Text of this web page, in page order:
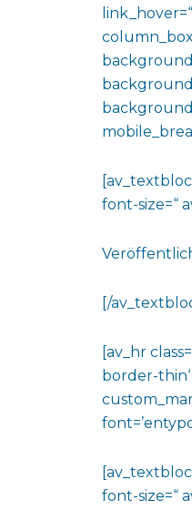
font-size=“
[/
[av_hr
border-
font-size=“